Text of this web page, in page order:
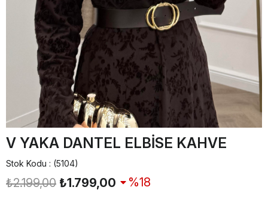
V YAKA DANTEL ELBİSE KAHVE
Stok Kodu (5104)
₺2.199,00 ₺1.799,00 18